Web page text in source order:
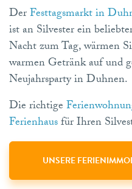
DerFesttagsmarkt in
ist an Silvester ein
Nacht zum Tag, wärmen
warmen Getränk auf und
Neujahrsparty in Duhnen.
Die richtige
Ferienhausfür Ihren
UNSERE